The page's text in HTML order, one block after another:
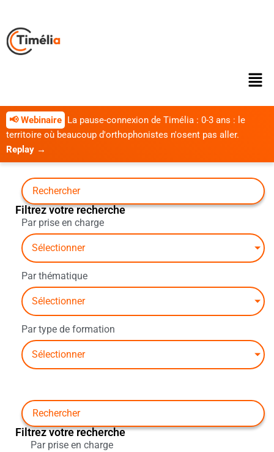
📢 Webinaire
La pause-connexion de Timélia : 0-3 ans : le
territoire où beaucoup d'orthophonistes n'osent pas aller.
Replay →
Filtrez votre recherche
Par prise en charge
Sélectionner
Par thématique
Sélectionner
Par type de formation
Sélectionner
Filtrez votre recherche
Par prise en charge